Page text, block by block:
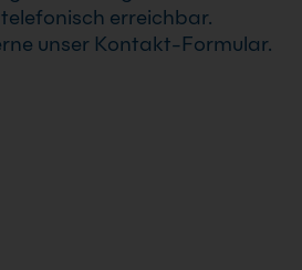
erreichbar.
unser Kontakt-Formular.